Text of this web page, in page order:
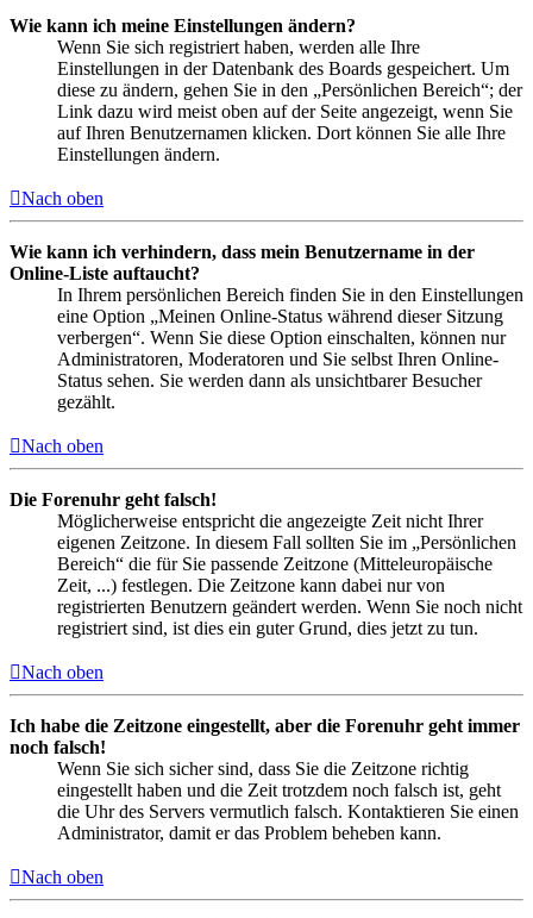
Wie kann ich meine Einstellungen ändern?
Wenn Sie sich registriert haben, werden alle Ihre
Einstellungen in der Datenbank des Boards gespeichert. Um
diese zu ändern, gehen Sie in den „Persönlichen Bereich“; der
Link dazu wird meist oben auf der Seite angezeigt, wenn Sie
auf Ihren Benutzernamen klicken. Dort können Sie alle Ihre
Einstellungen ändern.
Nach oben
Wie kann ich verhindern, dass mein Benutzername in der
Online-Liste auftaucht?
In Ihrem persönlichen Bereich finden Sie in den Einstellungen
eine Option „Meinen Online-Status während dieser Sitzung
verbergen“. Wenn Sie diese Option einschalten, können nur
Administratoren, Moderatoren und Sie selbst Ihren Online-
Status sehen. Sie werden dann als unsichtbarer Besucher
gezählt.
Nach oben
Die Forenuhr geht falsch!
Möglicherweise entspricht die angezeigte Zeit nicht Ihrer
eigenen Zeitzone. In diesem Fall sollten Sie im „Persönlichen
Bereich“ die für Sie passende Zeitzone (Mitteleuropäische
Zeit, ...) festlegen. Die Zeitzone kann dabei nur von
registrierten Benutzern geändert werden. Wenn Sie noch nicht
registriert sind, ist dies ein guter Grund, dies jetzt zu tun.
Nach oben
Ich habe die Zeitzone eingestellt, aber die Forenuhr geht immer
noch falsch!
Wenn Sie sich sicher sind, dass Sie die Zeitzone richtig
eingestellt haben und die Zeit trotzdem noch falsch ist, geht
die Uhr des Servers vermutlich falsch. Kontaktieren Sie einen
Administrator, damit er das Problem beheben kann.
Nach oben